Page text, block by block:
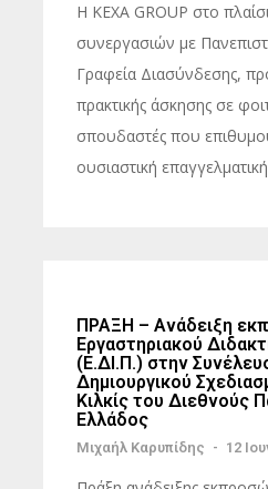
Η KEXA GROUP στο
συνεργασιών με
Γραφεία Διασύνδεσης,
πρακτικής άσκησης σε
σπουδαστές που
ουσιαστική
ΠΡΑΞΗ – Ανάδειξη
Εργαστηριακού
(Ε.ΔΙ.Π.) στην
Δημιουργικού
Κιλκίς του Διεθνούς
Ελλάδος
Μιχαήλ Καρυπίδης - 12